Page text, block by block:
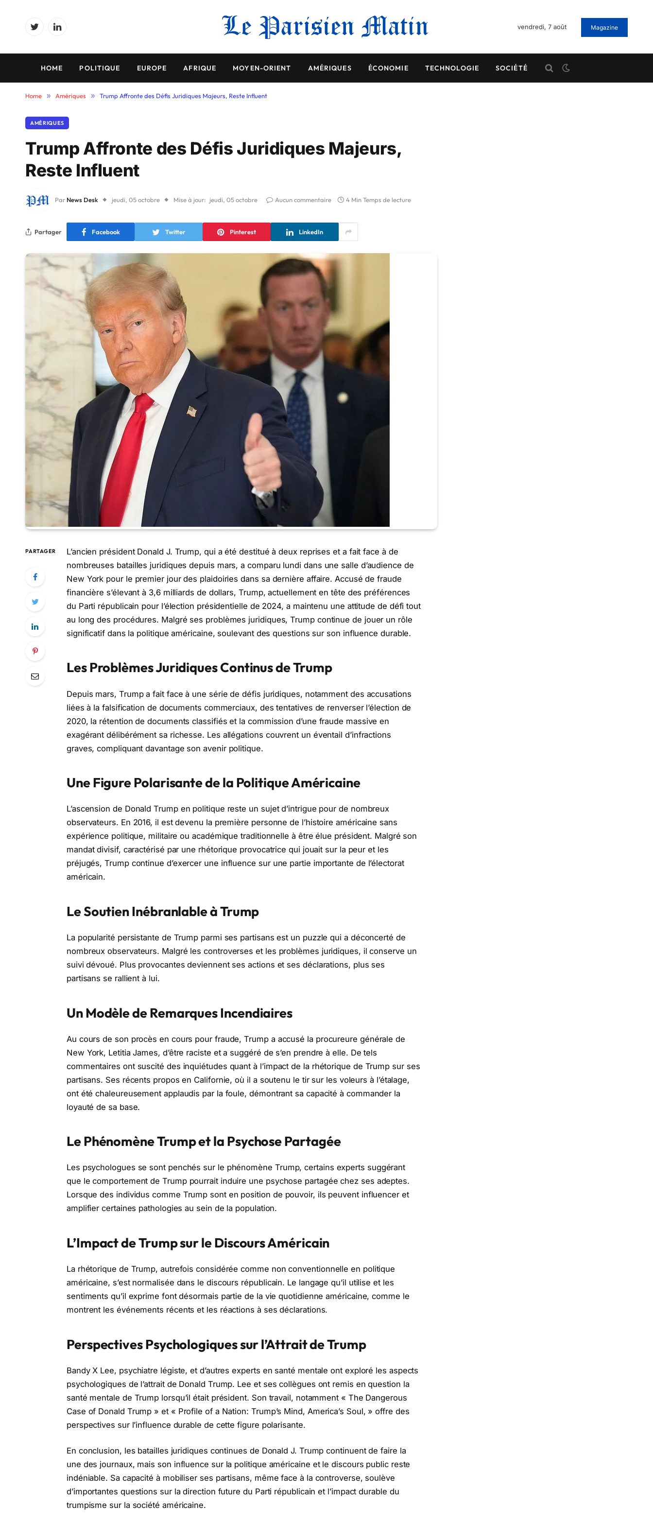
TwitterLinkedIn
vendredi, 7 août Magazine
HOME POLITIQUE EUROPE AFRIQUE MOYEN-ORIENT AMÉRIQUES ÉCONOMIE TECHNOLOGIE SOCIÉTÉ
Home » Amériques » Trump Affronte des Défis Juridiques Majeurs, Reste Influent
AMÉRIQUES
Trump Affronte des Défis Juridiques Majeurs,
Reste Influent
Par News Desk jeudi, 05 octobre Mise à jour: jeudi, 05 octobre Aucun commentaire 4 Min Temps de lecture
Partager Facebook Twitter Pinterest LinkedIn
PARTAGER
L’ancien président Donald J. Trump, qui a été destitué à deux reprises et a fait face à de
nombreuses batailles juridiques depuis mars, a comparu lundi dans une salle d’audience de
New York pour le premier jour des plaidoiries dans sa dernière affaire. Accusé de fraude
financière s’élevant à 3,6 milliards de dollars, Trump, actuellement en tête des préférences
du Parti républicain pour l’élection présidentielle de 2024, a maintenu une attitude de défi tout
au long des procédures. Malgré ses problèmes juridiques, Trump continue de jouer un rôle
significatif dans la politique américaine, soulevant des questions sur son influence durable.
Les Problèmes Juridiques Continus de Trump
Depuis mars, Trump a fait face à une série de défis juridiques, notamment des accusations
liées à la falsification de documents commerciaux, des tentatives de renverser l’élection de
2020, la rétention de documents classifiés et la commission d’une fraude massive en
exagérant délibérément sa richesse. Les allégations couvrent un éventail d’infractions
graves, compliquant davantage son avenir politique.
Une Figure Polarisante de la Politique Américaine
L’ascension de Donald Trump en politique reste un sujet d’intrigue pour de nombreux
observateurs. En 2016, il est devenu la première personne de l’histoire américaine sans
expérience politique, militaire ou académique traditionnelle à être élue président. Malgré son
mandat divisif, caractérisé par une rhétorique provocatrice qui jouait sur la peur et les
préjugés, Trump continue d’exercer une influence sur une partie importante de l’électorat
américain.
Le Soutien Inébranlable à Trump
La popularité persistante de Trump parmi ses partisans est un puzzle qui a déconcerté de
nombreux observateurs. Malgré les controverses et les problèmes juridiques, il conserve un
suivi dévoué. Plus provocantes deviennent ses actions et ses déclarations, plus ses
partisans se rallient à lui.
Un Modèle de Remarques Incendiaires
Au cours de son procès en cours pour fraude, Trump a accusé la procureure générale de
New York, Letitia James, d’être raciste et a suggéré de s’en prendre à elle. De tels
commentaires ont suscité des inquiétudes quant à l’impact de la rhétorique de Trump sur ses
partisans. Ses récents propos en Californie, où il a soutenu le tir sur les voleurs à l’étalage,
ont été chaleureusement applaudis par la foule, démontrant sa capacité à commander la
loyauté de sa base.
Le Phénomène Trump et la Psychose Partagée
Les psychologues se sont penchés sur le phénomène Trump, certains experts suggérant
que le comportement de Trump pourrait induire une psychose partagée chez ses adeptes.
Lorsque des individus comme Trump sont en position de pouvoir, ils peuvent influencer et
amplifier certaines pathologies au sein de la population.
L’Impact de Trump sur le Discours Américain
La rhétorique de Trump, autrefois considérée comme non conventionnelle en politique
américaine, s’est normalisée dans le discours républicain. Le langage qu’il utilise et les
sentiments qu’il exprime font désormais partie de la vie quotidienne américaine, comme le
montrent les événements récents et les réactions à ses déclarations.
Perspectives Psychologiques sur l’Attrait de Trump
Bandy X Lee, psychiatre légiste, et d’autres experts en santé mentale ont exploré les aspects
psychologiques de l’attrait de Donald Trump. Lee et ses collègues ont remis en question la
santé mentale de Trump lorsqu’il était président. Son travail, notamment « The Dangerous
Case of Donald Trump » et « Profile of a Nation: Trump’s Mind, America’s Soul, » offre des
perspectives sur l’influence durable de cette figure polarisante.
En conclusion, les batailles juridiques continues de Donald J. Trump continuent de faire la
une des journaux, mais son influence sur la politique américaine et le discours public reste
indéniable. Sa capacité à mobiliser ses partisans, même face à la controverse, soulève
d’importantes questions sur la direction future du Parti républicain et l’impact durable du
trumpisme sur la société américaine.